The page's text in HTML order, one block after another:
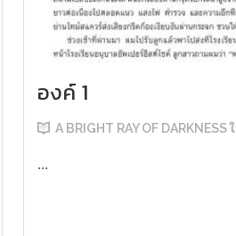
องค์ 1
A BRIGHT RAY OF DARKNESS ใน
...